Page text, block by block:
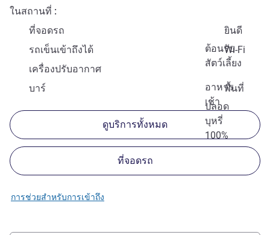
ในสถานที่
ที่จอดรถ
ยินดี
ต้อนรับ
สัตว์เลี้ยง
รถเข็นเข้าถึงได้
Wi-Fi
เครื่องปรับอากาศ
อาหาร
เช้า
บาร์
พื้นที่
ปลอด
บุหรี่
100%
ดูบริการทั้งหมด
ที่จอดรถ
การช่วยสำหรับการเข้าถึง